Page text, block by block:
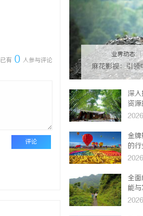
有 0 人参与评论
评论
业界动态 |
麻花影视：引领
流的
深
资
金
的
全
能